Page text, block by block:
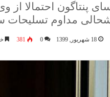
پنتاگون احتمالا
مداوم تسلیحات
18 شهریور, 1399 0
381